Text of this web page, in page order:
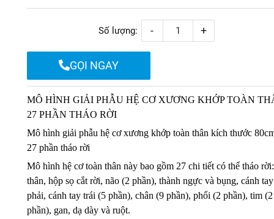
Số lượng: - +
GỌI NGAY
MÔ HÌNH GIẢI PHẪU HỆ CƠ XƯƠNG KHỚP TOÀN
27 PHẦN THÁO RỜI
Mô hình giải phẫu hệ cơ xương khớp toàn thân kích thước
27 phần tháo rời
Mô hình hệ cơ toàn thân này bao gồm 27 chi tiết có thể tháo rời:
thân, hộp sọ cắt rời, não (2 phần), thành ngực và bụng, cánh tay
phải, cánh tay trái (5 phần), chân (9 phần), phổi (2 phần), tim (2
phần), gan, dạ dày và ruột.